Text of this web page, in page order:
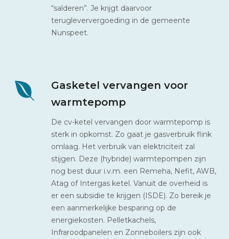
“salderen”. Je krijgt daarvoor
terugleververgoeding in de gemeente
Nunspeet.
Gasketel vervangen voor
warmtepomp
De cv-ketel vervangen door warmtepomp is
sterk in opkomst. Zo gaat je gasverbruik flink
omlaag. Het verbruik van elektriciteit zal
stijgen. Deze (hybride) warmtepompen zijn
nog best duur i.v.m. een Remeha, Nefit, AWB,
Atag of Intergas ketel. Vanuit de overheid is
er een subsidie te krijgen (ISDE). Zo bereik je
een aanmerkelijke besparing op de
energiekosten. Pelletkachels,
Infraroodpanelen en Zonneboilers zijn ook